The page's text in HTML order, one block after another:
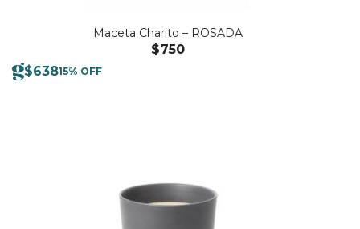
Maceta Charito – ROSADA
$750
$63815% OFF